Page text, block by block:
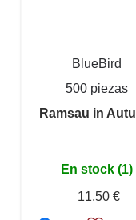
BlueBird
500 piezas
Ramsau in
En stock (1)
11,50 €